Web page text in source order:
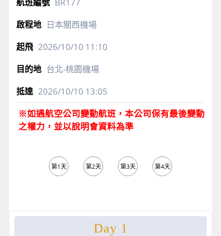
日本關西機場
2026/10/10 11:10
台北-桃園機場
2026/10/10 13:05
※如遇航空公司變動航班，本公司保有最後變動
之權力，並以說明會資料為準
第1天 第2天 第3天 第4天
Day 1